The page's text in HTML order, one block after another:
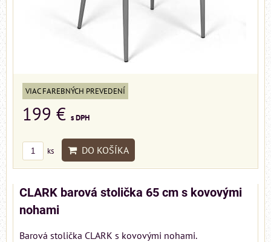
VIAC FAREBNÝCH PREVEDENÍ
199 € s DPH
ks DO KOŠÍKA
CLARK barová stolička 65 cm s kovovými
nohami
Barová stolička CLARK s kovovými nohami.